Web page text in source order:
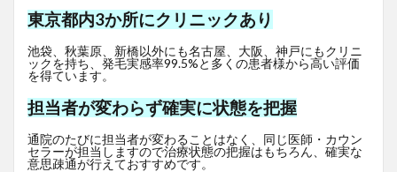
東京都内3か所にクリニックあり
池袋、秋葉原、新橋以外にも名古屋、大阪、神戸にもクリニ
ックを持ち、発毛実感率99.5%と多くの患者様から高い評価
を得ています。
担当者が変わらず確実に状態を把握
通院のたびに担当者が変わることはなく、同じ医師・カウン
セラーが担当しますので治療状態の把握はもちろん、確実な
意思疎通が行えておすすめです。